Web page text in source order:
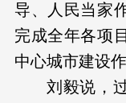
导、人民当家
完成全年各项
中心城市建设
刘毅说，